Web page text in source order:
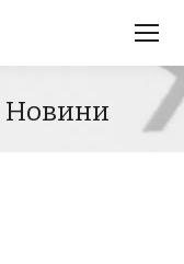
Новини